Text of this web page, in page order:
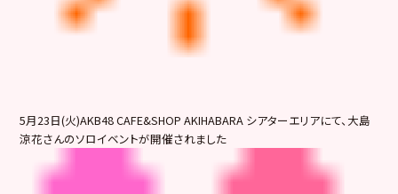
5月23日(火)AKB48 CAFE&SHOP AKIHABARA シアターエリアにて、大島
涼花さんのソロイベントが開催されました